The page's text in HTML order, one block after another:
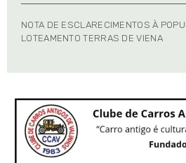
NOTA DE ESCLARECIMENTOS À
LOTEAMENTO TERRAS DE VIENA